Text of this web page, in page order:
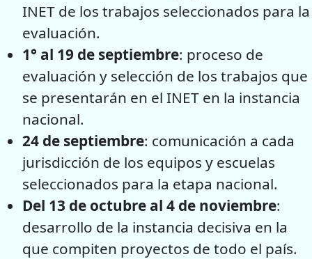
INET de los trabajos seleccionados para la
evaluación.
1° al 19 de septiembre: proceso de
evaluación y selección de los trabajos que
se presentarán en el INET en la instancia
nacional.
24 de septiembre: comunicación a cada
jurisdicción de los equipos y escuelas
seleccionados para la etapa nacional.
Del 13 de octubre al 4 de noviembre:
desarrollo de la instancia decisiva en la
que compiten proyectos de todo el país.